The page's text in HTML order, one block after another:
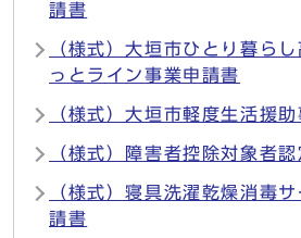
請書
（様式）大垣市ひとり暮ら
っとライン事業申請書
（様式）大垣市軽度生活援
（様式）障害者控除対象者
（様式）寝具洗濯乾燥消毒
請書